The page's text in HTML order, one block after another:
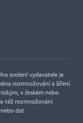
svolení vydavatele je
rozmnožování a šíření
v českém nebo
též rozmnožování
dat